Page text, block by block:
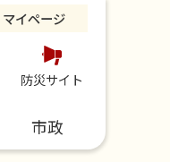
マイページ
防災サイト
市政